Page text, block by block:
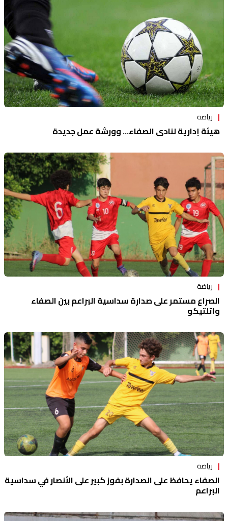
رياضة
هيئة إدارية لنادي الصفاء... وورشة عمل جديدة
رياضة
الصراع مستمر على صدارة سداسية البراعم بين الصفاء
واتلتيكو
رياضة
الصفاء يحافظ على الصدارة بفوز كبير على الأنصار في سداسية
البراعم